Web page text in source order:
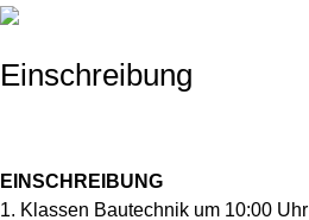
Einschreibung
EINSCHREIBUNG
1. Klassen Bautechnik um 10:00 Uhr